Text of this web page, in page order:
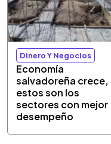
Dinero Y Negocios
Economía
salvadoreña crece,
estos son los
sectores con mejor
desempeño